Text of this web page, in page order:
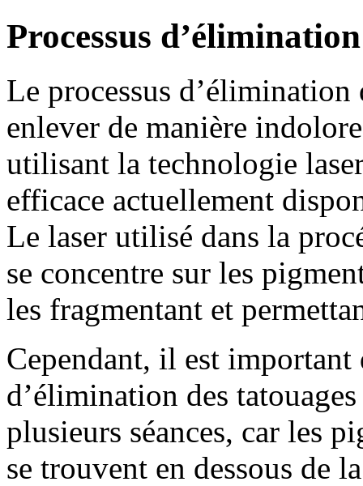
Processus
Le processus d’élimination
enlever de manière
utilisant la technologie
efficace actuellement
Le laser utilisé dans la
se concentre sur les
les fragmentant et
Cependant, il est important
d’élimination des
plusieurs séances, car les
se trouvent en dessous de